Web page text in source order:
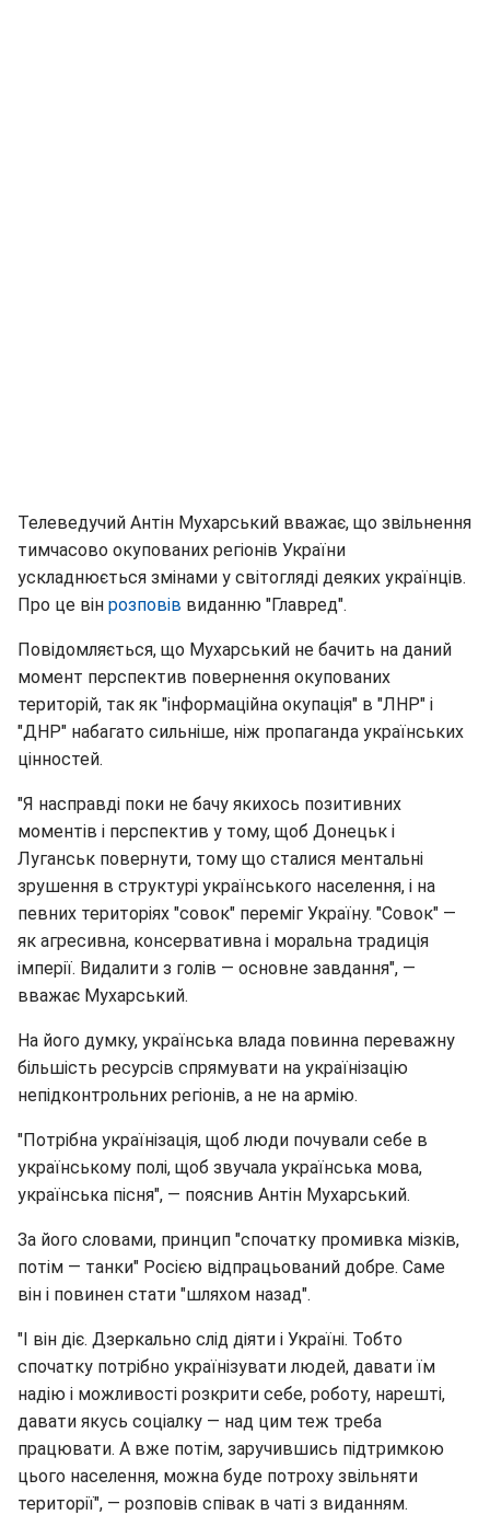
Телеведучий Антін Мухарський вважає, що звільнення
тимчасово окупованих регіонів України
ускладнюється змінами у світогляді деяких українців.
Про це він розповів виданню "Главред".
Повідомляється, що Мухарський не бачить на даний
момент перспектив повернення окупованих
територій, так як "інформаційна окупація" в "ЛНР" і
"ДНР" набагато сильніше, ніж пропаганда українських
цінностей.
"Я насправді поки не бачу якихось позитивних
моментів і перспектив у тому, щоб Донецьк і
Луганськ повернути, тому що сталися ментальні
зрушення в структурі українського населення, і на
певних територіях "совок" переміг Україну. "Совок" —
як агресивна, консервативна і моральна традиція
імперії. Видалити з голів — основне завдання", ―
вважає Мухарський.
На його думку, українська влада повинна переважну
більшість ресурсів спрямувати на українізацію
непідконтрольних регіонів, а не на армію.
"Потрібна українізація, щоб люди почували себе в
українському полі, щоб звучала українська мова,
українська пісня", — пояснив Антін Мухарський.
За його словами, принцип "спочатку промивка мізків,
потім — танки" Росією відпрацьований добре. Саме
він і повинен стати "шляхом назад".
"І він діє. Дзеркально слід діяти і Україні. Тобто
спочатку потрібно українізувати людей, давати їм
надію і можливості розкрити себе, роботу, нарешті,
давати якусь соціалку — над цим теж треба
працювати. А вже потім, заручившись підтримкою
цього населення, можна буде потроху звільняти
території", — розповів співак в чаті з виданням.